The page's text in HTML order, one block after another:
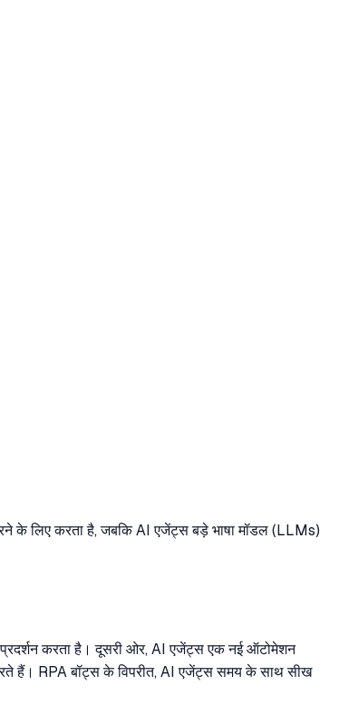
के लिए करता है, जबकि AI एजेंट्स बड़े भाषा मॉडल (LLMs)
प्रदर्शन करता है। दूसरी ओर, AI एजेंट्स एक नई ऑटोमेशन
हैं। RPA बॉट्स के विपरीत, AI एजेंट्स समय के साथ सीख